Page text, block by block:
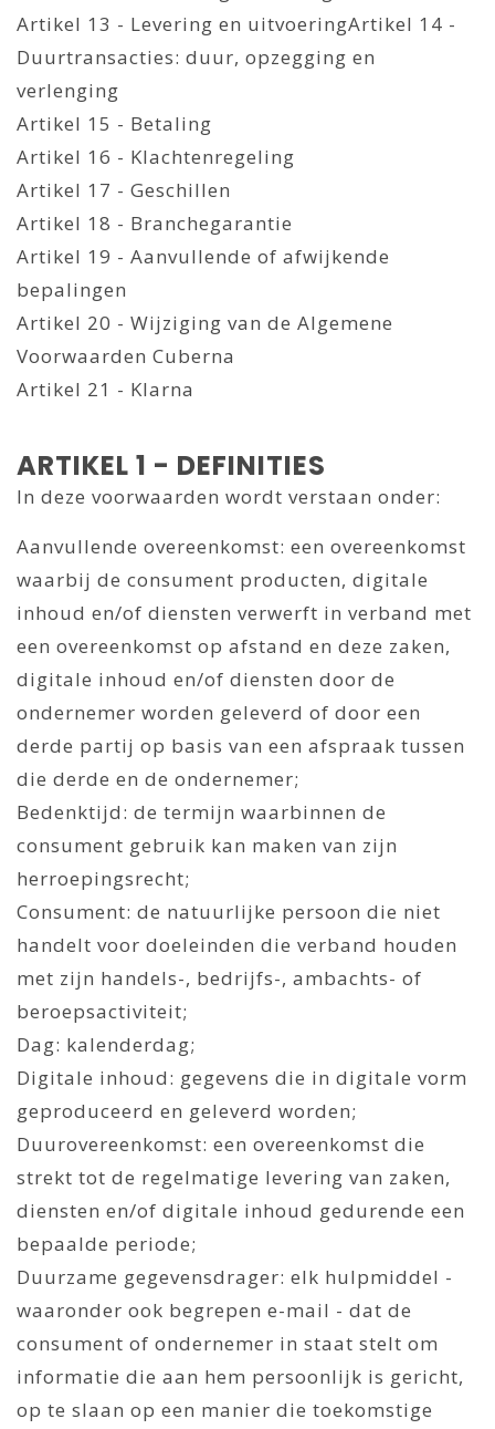
Artikel 13 - Levering en uitvoeringArtikel 14 -
Duurtransacties: duur, opzegging en
verlenging
Artikel 15 - Betaling
Artikel 16 - Klachtenregeling
Artikel 17 - Geschillen
Artikel 18 - Branchegarantie
Artikel 19 - Aanvullende of afwijkende
bepalingen
Artikel 20 - Wijziging van de Algemene
Voorwaarden Cuberna
Artikel 21 - Klarna
ARTIKEL 1 - DEFINITIES
In deze voorwaarden wordt verstaan onder:
Aanvullende overeenkomst: een overeenkomst
waarbij de consument producten, digitale
inhoud en/of diensten verwerft in verband met
een overeenkomst op afstand en deze zaken,
digitale inhoud en/of diensten door de
ondernemer worden geleverd of door een
derde partij op basis van een afspraak tussen
die derde en de ondernemer;
Bedenktijd: de termijn waarbinnen de
consument gebruik kan maken van zijn
herroepingsrecht;
Consument: de natuurlijke persoon die niet
handelt voor doeleinden die verband houden
met zijn handels-, bedrijfs-, ambachts- of
beroepsactiviteit;
Dag: kalenderdag;
Digitale inhoud: gegevens die in digitale vorm
geproduceerd en geleverd worden;
Duurovereenkomst: een overeenkomst die
strekt tot de regelmatige levering van zaken,
diensten en/of digitale inhoud gedurende een
bepaalde periode;
Duurzame gegevensdrager: elk hulpmiddel -
waaronder ook begrepen e-mail - dat de
consument of ondernemer in staat stelt om
informatie die aan hem persoonlijk is gericht,
op te slaan op een manier die toekomstige